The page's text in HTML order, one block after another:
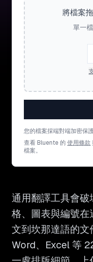
將檔案
單一
您的檔案採端對端加密保
查看 Bluente 的 使用條款
檔案。
通用翻譯工具會
格、圖表與編號
文到坎那達語的文
Word、Excel 等